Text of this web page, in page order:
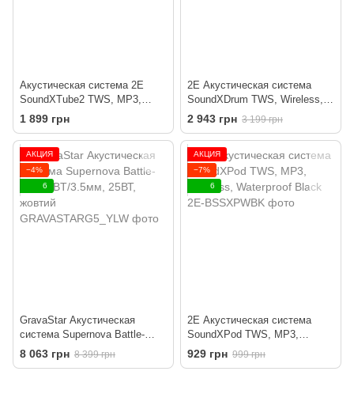
Акустическая система 2E
SoundXTube2 TWS, MP3,
Wireless, Waterproof Black
1 899 грн
2E Акустическая система
SoundXDrum TWS, Wireless,
Waterproof Black
2 943 грн 3 199 грн
АКЦИЯ
−4%
6
GravaStar Акустическая
система Supernova Battle-
Worn, BT/3.5мм, 25ВТ, жовтий
8 063 грн 8 399 грн
АКЦИЯ
−7%
6
2E Акустическая система
SoundXPod TWS, MP3,
Wireless, Waterproof Black
929 грн 999 грн